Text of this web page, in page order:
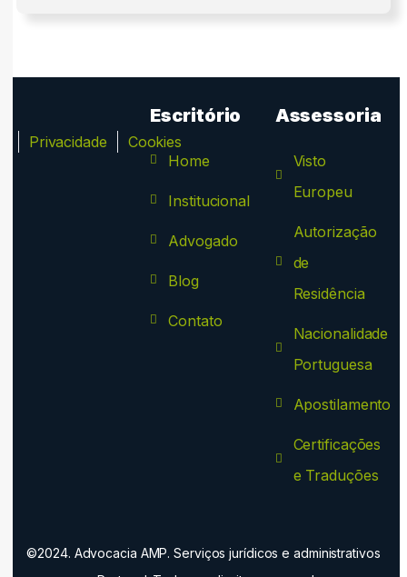
Privacidade Cookies
Escritório
Home
Institucional
Advogado
Blog
Contato
Assessoria
Visto
Europeu
Autorização
de
Residência
Nacionalidade
Portuguesa
Apostilamento
Certificações
e Traduções
©2024. Advocacia AMP. Serviços jurídicos e administrativos